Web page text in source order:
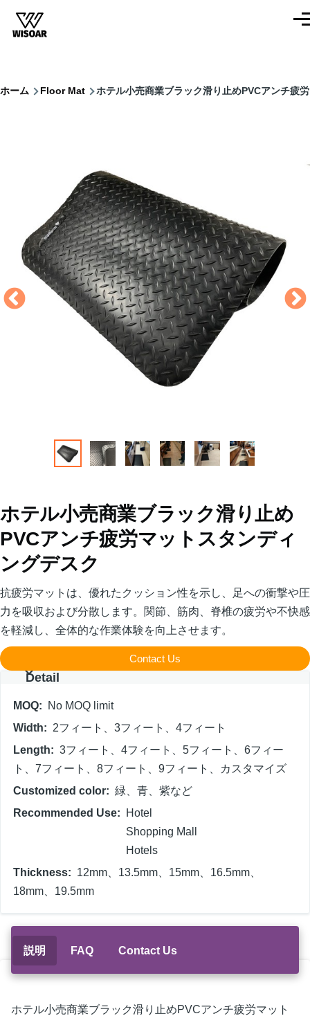
Breadcrumb
ホーム Floor Mat ホテル小売商業ブラック滑り止めPVCアンチ疲
ホテル小売商業ブラック滑り止め
PVCアンチ疲労マットスタンディ
ングデスク
抗疲労マットは、優れたクッション性を示し、足への衝撃や圧
力を吸収および分散します。関節、筋肉、脊椎の疲労や不快感
を軽減し、全体的な作業体験を向上させます。
Contact Us
Detail
MOQ
No MOQ limit
Width
2フィート、3フィート、4フィート
Length
3フィート、4フィート、5フィート、6フィー
ト、7フィート、8フィート、9フィート、カスタマイズ
Customized color
緑、青、紫など
Recommended Use
Hotel
Shopping Mall
Hotels
Thickness
12mm、13.5mm、15mm、16.5mm、
18mm、19.5mm
説明 FAQ Contact Us
ホテル小売商業ブラック滑り止めPVCアンチ疲労マット